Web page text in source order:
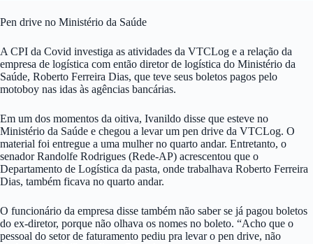
Pen drive no Ministério da Saúde
A CPI da Covid investiga as atividades da VTCLog e a relação da
empresa de logística com então diretor de logística do Ministério da
Saúde, Roberto Ferreira Dias, que teve seus boletos pagos pelo
motoboy nas idas às agências bancárias.
Em um dos momentos da oitiva, Ivanildo disse que esteve no
Ministério da Saúde e chegou a levar um pen drive da VTCLog. O
material foi entregue a uma mulher no quarto andar. Entretanto, o
senador Randolfe Rodrigues (Rede-AP) acrescentou que o
Departamento de Logística da pasta, onde trabalhava Roberto Ferreira
Dias, também ficava no quarto andar.
O funcionário da empresa disse também não saber se já pagou boletos
do ex-diretor, porque não olhava os nomes no boleto. “Acho que o
pessoal do setor de faturamento pediu pra levar o pen drive, não